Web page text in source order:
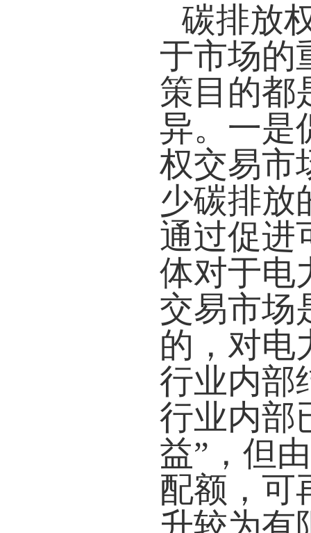
碳排放
于市场的
策目的都
异。一是
权交易市
少碳排放
通过促进
体对于电
交易市场
的，对电
行业内部
行业内部
益”，但
配额，可